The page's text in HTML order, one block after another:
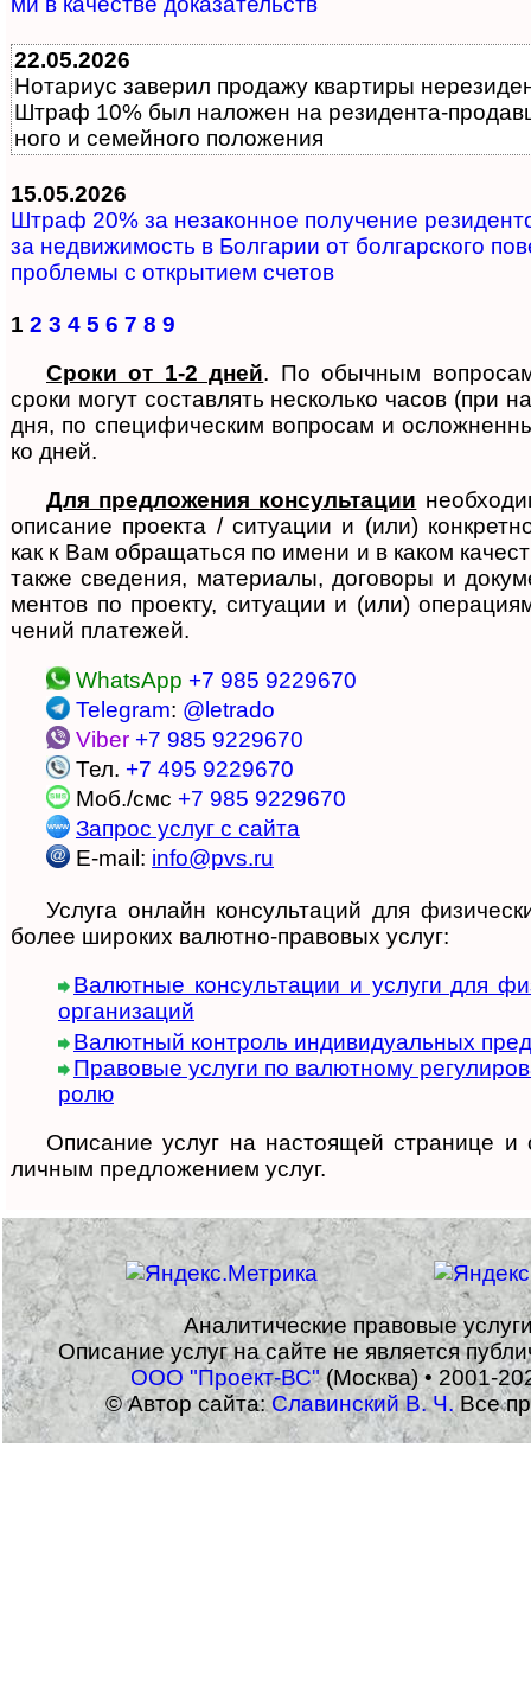
22.05.2026
Нотариус за­ве­рил про­да­жу квар­ти­ры
Штраф 10% был на­ло­жен на ре­зи­ден­та-­
но­го и се­мей­но­го по­ло­жения
15.05.2026
Штраф 20% за не­за­кон­ное по­лу­че­ние
за не­д­ви­жи­мость в Бол­га­рии от бол­гар­с­ко­го
проб­ле­мы с от­кры­ти­ем сче­тов
1 2 3 4 5 6 7 8 9
Сроки от 1-2 дней. По обыч­ным
сроки мо­гут со­став­лять не­ско­ль­ко ча­сов (при
дня, по спе­ци­фи­чес­ким воп­ро­сам и
ко дней.
Для предложения консультации
опи­са­ние про­е­к­та / си­ту­а­ции и (или)
как к Вам об­ра­ща­ться по име­ни и в ка­ком
также све­де­ния, ма­те­ри­а­лы, до­го­во­ры и
мен­тов по про­ек­ту, си­ту­а­ции и (или)
че­ний пла­тежей.
WhatsApp +7 985 9229670
Telegram: @letrado
Viber +7 985 9229670
Тел. +7 495 9229670
Моб./смс +7 985 9229670
Запрос услуг с сайта
E-mail: info@pvs.ru
Ус­лу­га онлайн кон­суль­та­ций для
более ши­ро­ких валю­тно-­пра­во­вых услуг:
Валют­ные кон­суль­та­ции и услуги для
орга­ни­за­ций
Валют­ный конт­роль инди­ви­ду­аль­ных
Пра­во­вые услуги по ва­лют­но­му
ролю
Описание услуг на настоящей стра­нице
лич­ным пред­ло­же­нием услуг.
Аналитические правовые
Описание услуг на сайте не является
ООО "Проект-ВС"(Москва) • 2001-
© Автор сайта:Славинский В. Ч.Все